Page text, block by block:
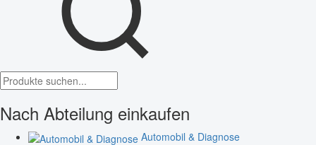
Nach Abteilung einkaufen
Automobil & Diagnose